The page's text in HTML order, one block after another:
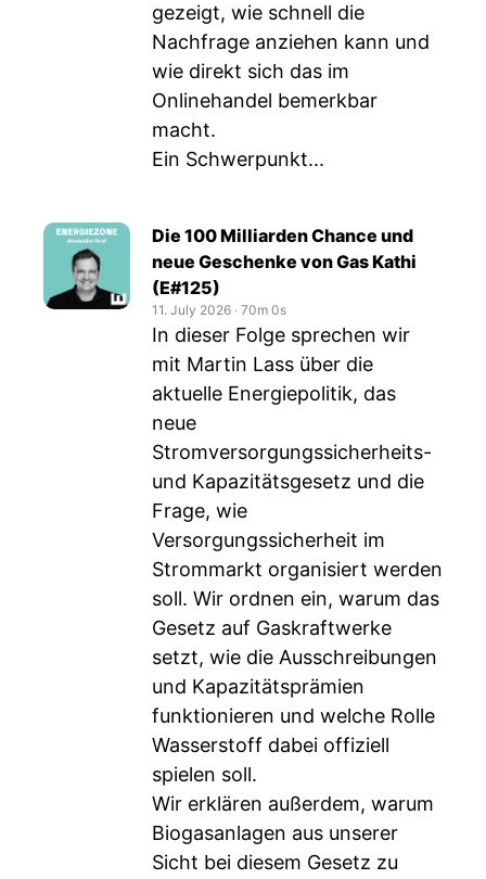
gezeigt, wie schnell die
Nachfrage anziehen kann und
wie direkt sich das im
Onlinehandel bemerkbar
macht.
Ein Schwerpunkt...
Die 100 Milliarden Chance und
neue Geschenke von Gas Kathi
(E#125)
11. July 2026 ‧ 70m 0s
In dieser Folge sprechen wir
mit Martin Lass über die
aktuelle Energiepolitik, das
neue
Stromversorgungssicherheits-
und Kapazitätsgesetz und die
Frage, wie
Versorgungssicherheit im
Strommarkt organisiert werden
soll. Wir ordnen ein, warum das
Gesetz auf Gaskraftwerke
setzt, wie die Ausschreibungen
und Kapazitätsprämien
funktionieren und welche Rolle
Wasserstoff dabei offiziell
spielen soll.
Wir erklären außerdem, warum
Biogasanlagen aus unserer
Sicht bei diesem Gesetz zu